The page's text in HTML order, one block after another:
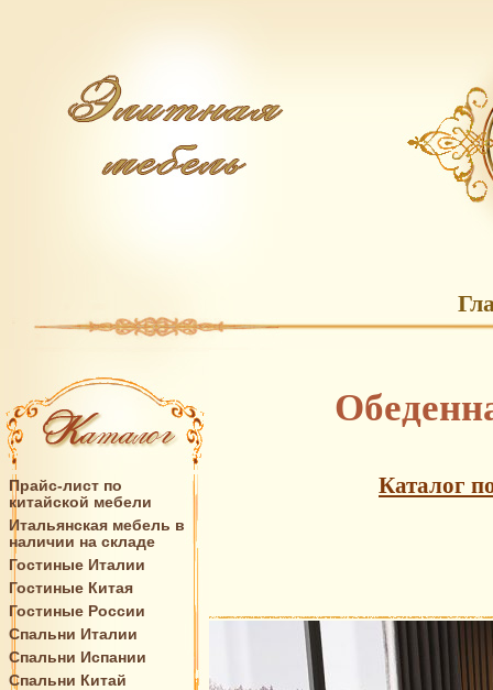
Прайс-лист по
китайской мебели
Итальянская мебель в
наличии на складе
Гостиные Италии
Гостиные Китая
Гостиные России
Спальни Италии
Спальни Испании
Спальни Китай
Каталог